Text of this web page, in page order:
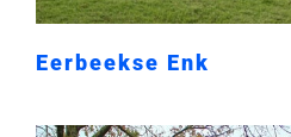
Eerbeekse Enk